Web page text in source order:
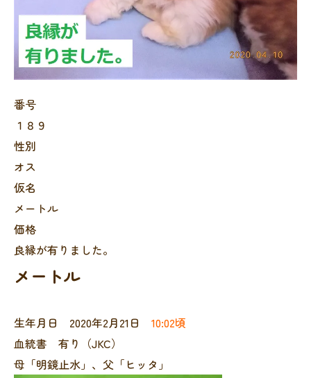
番号
１８９
性別
オス
仮名
メートル
価格
良縁が有りました。
メートル
生年月日 2020年2月21日 10:02頃
血統書 有り（JKC）
母「明鏡止水」、父「ヒッタ」